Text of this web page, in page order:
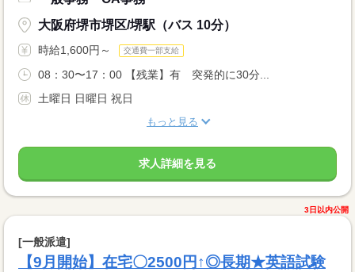
大阪府堺市堺区/堺駅（バス 10分）
時給1,600円～ 交通費一部支給
08：30〜17：00 【残業】有 突発的に30分...
土曜日 日曜日 祝日
もっと見る
求人詳細を見る
3日以内公開
[一般派遣]
【9月開始】在宅〇2500円↑◎長期★英語試験